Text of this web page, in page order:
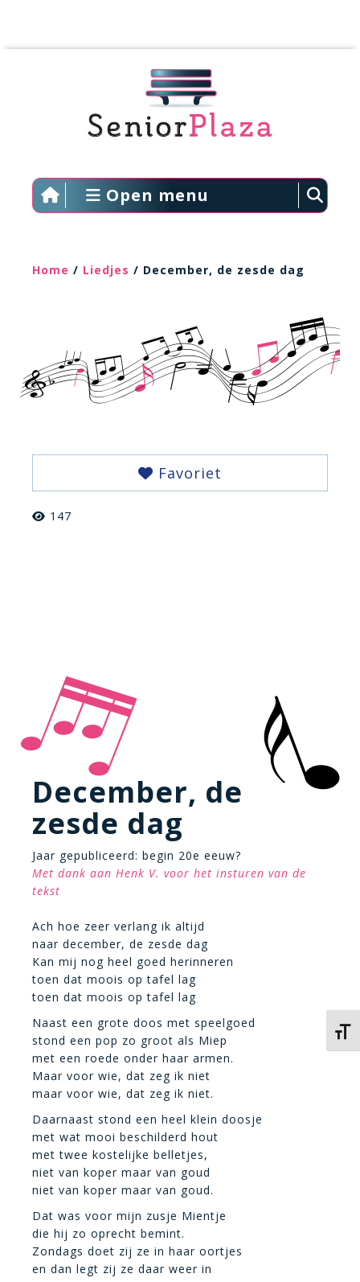
Open menu
Home / Liedjes / December, de zesde dag
Favoriet
147
December, de
zesde dag
Jaar gepubliceerd: begin 20e eeuw?
Met dank aan Henk V. voor het insturen van de
tekst
Ach hoe zeer verlang ik altijd
naar december, de zesde dag
Kan mij nog heel goed herinneren
toen dat moois op tafel lag
toen dat moois op tafel lag
Naast een grote doos met speelgoed
stond een pop zo groot als Miep
met een roede onder haar armen.
Maar voor wie, dat zeg ik niet
maar voor wie, dat zeg ik niet.
Daarnaast stond een heel klein doosje
met wat mooi beschilderd hout
met twee kostelijke belletjes,
niet van koper maar van goud
niet van koper maar van goud.
Dat was voor mijn zusje Mientje
die hij zo oprecht bemint.
Zondags doet zij ze in haar oortjes
en dan legt zij ze daar weer in